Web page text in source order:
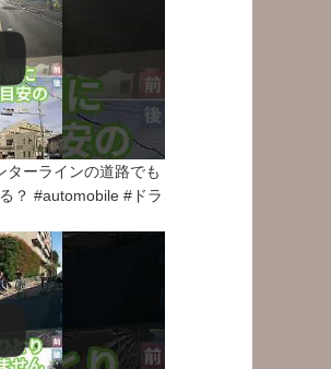
ターラインの道路でも
？ #automobile #ドラ